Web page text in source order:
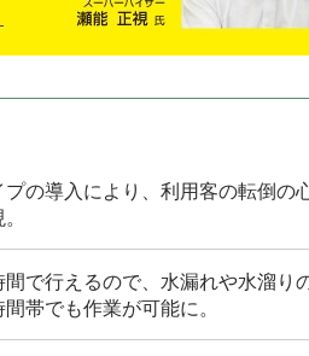
の導入により、利用客の転倒の
で行えるので、水漏れや水溜り
帯でも作業が可能に。